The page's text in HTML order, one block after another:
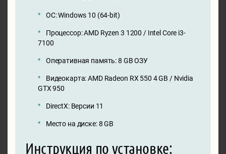
ОС: Windows 10 (64-bit)
Процессор: AMD Ryzen 3 1200 / Intel Core i3-
7100
Оперативная память: 8 GB ОЗУ
Видеокарта: AMD Radeon RX 550 4 GB / Nvidia
GTX 950
DirectX: Версии 11
Место на диске: 8 GB
Инструкция по установке: